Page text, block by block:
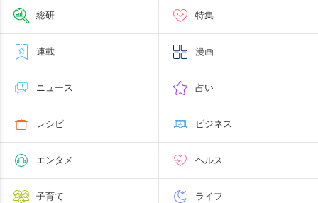
総研 特集
連載 漫画
ニュース 占い
レシピ ビジネス
エンタメ ヘルス
子育て ライフ